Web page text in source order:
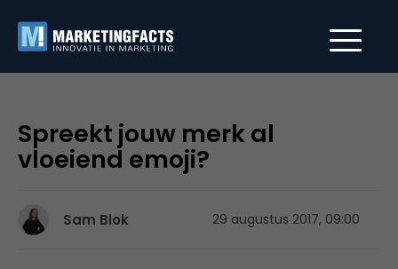
Spreekt jouw merk al
vloeiend emoji?
Sam Blok 29 augustus 2017, 09:00